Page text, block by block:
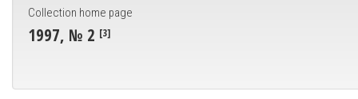
Collection home page
1997, № 2 [3]